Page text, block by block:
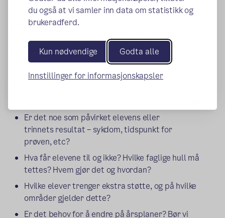
du også at vi samler inn data om statistikk og
brukeradferd.
Kun nødvendige Godta alle
Innstillinger for informasjonskapsler
Når resultater foreligger for hver enkelt elev og for hele
trinnet, vil teamet sette seg ned for å analysere
resultatene. Teamene gjør dette hver gang trinnet har
hatt en kompetansekartleggingsprøve – både eksterne
og interne. Teamet går nøye gjennom resultatene for
hver elev og trinnet, og stiller seg spørsmål som for
Er det noe som påvirket elevens eller
trinnets resultat – sykdom, tidspunkt for
prøven, etc?
Hva får elevene til og ikke? Hvilke faglige hull må
tettes? Hvem gjør det og hvordan?
Hvilke elever trenger ekstra støtte, og på hvilke
områder gjelder dette?
Er det behov for å endre på årsplaner? Bør vi